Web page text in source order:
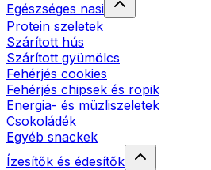
Egészséges nasi
Protein szeletek
Szárított hús
Szárított gyümölcs
Fehérjés cookies
Fehérjés chipsek és ropik
Energia- és müzliszeletek
Csokoládék
Egyéb snackek
Ízesítők és édesítők